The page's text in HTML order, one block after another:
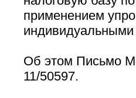
применением
Об этом Письмо
11/50597.